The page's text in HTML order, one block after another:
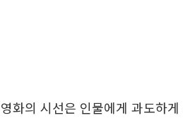
영화의 시선은 인물에게 과도하